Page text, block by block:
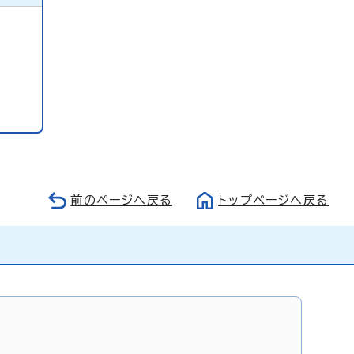
前のページへ戻る トップページへ戻る